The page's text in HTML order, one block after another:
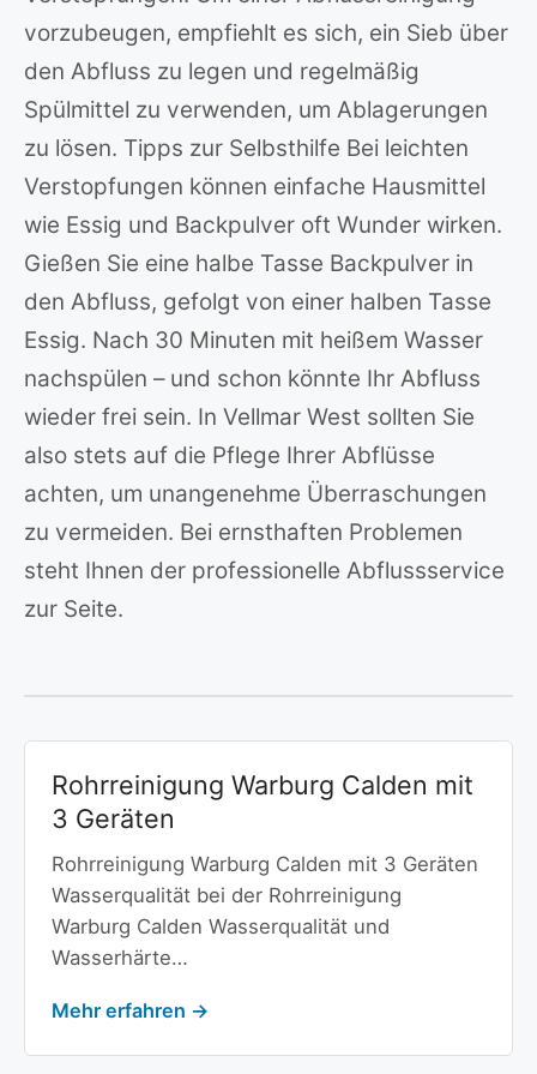
vorzubeugen, empfiehlt es sich, ein Sieb über
den Abfluss zu legen und regelmäßig
Spülmittel zu verwenden, um Ablagerungen
zu lösen. Tipps zur Selbsthilfe Bei leichten
Verstopfungen können einfache Hausmittel
wie Essig und Backpulver oft Wunder wirken.
Gießen Sie eine halbe Tasse Backpulver in
den Abfluss, gefolgt von einer halben Tasse
Essig. Nach 30 Minuten mit heißem Wasser
nachspülen – und schon könnte Ihr Abfluss
wieder frei sein. In Vellmar West sollten Sie
also stets auf die Pflege Ihrer Abflüsse
achten, um unangenehme Überraschungen
zu vermeiden. Bei ernsthaften Problemen
steht Ihnen der professionelle Abflussservice
zur Seite.
Rohrreinigung Warburg Calden mit
3 Geräten
Rohrreinigung Warburg Calden mit 3 Geräten
Wasserqualität bei der Rohrreinigung
Warburg Calden Wasserqualität und
Wasserhärte…
Mehr erfahren →